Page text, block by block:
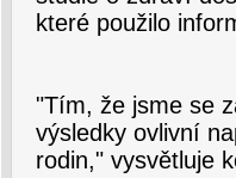
které použilo
"Tím, že jsme se
výsledky ovlivní
rodin," vysvětluje